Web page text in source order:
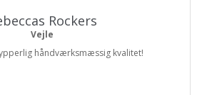
Rockers
Vejle
håndværksmæssig kvalitet!